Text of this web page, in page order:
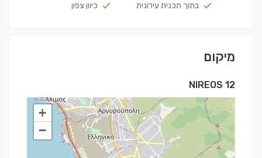
בתוך תכנית עירונית כיוון צפון
מיקום
NIREOS 12
+
−